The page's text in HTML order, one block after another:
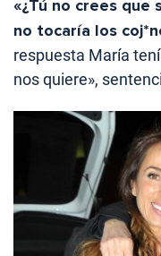
«¿Tú no crees que
no tocaría los
respuesta María
nos quiere»,